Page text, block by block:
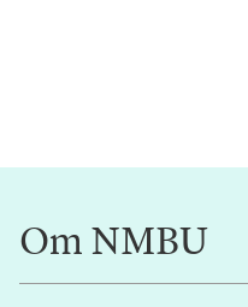
Om NMBU